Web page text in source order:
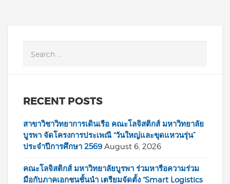
RECENT POSTS
สาขาวิชาวิทยาการเดินเรือ คณะโลจิสติกส์ มหาวิทยาลัย
บูรพา จัดโครงการประเพณี “วันใหญ่และขุดแหวนรุ่น”
ประจำปีการศึกษา 2569 August 6, 2026
คณะโลจิสติกส์ มหาวิทยาลัยบูรพา ร่วมหารือความร่วม
มือกับภาคเอกชนชั้นนำ เตรียมจัดตั้ง “Smart Logistics